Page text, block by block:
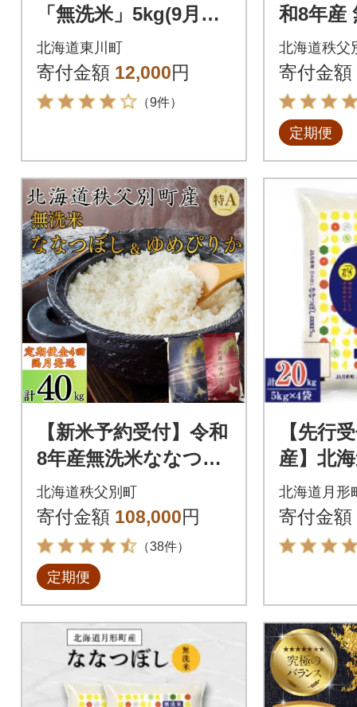
「無洗米」5kg(9月末
発送)【n005-002-r7】
北海道東川町
寄付金額 12,000円
（9件）
和8年産
ぼし定
発送)【
北海道秩父
寄付金額
定期便
【新米予約受付】令和
8年産無洗米ななつぼ
し&無洗米ゆめぴりか
定期便40kg(隔月)【R8
UD-20】
北海道秩父別町
寄付金額 108,000円
（38件）
定期便
【先行
産】北
なつぼ
獲得 新
北海道月形
寄付金額